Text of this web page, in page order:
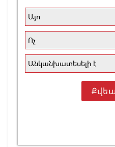
Այո
Ոչ
Անկանխատեսելի է